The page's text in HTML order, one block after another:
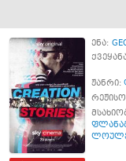
ენა:
ჟანრი: